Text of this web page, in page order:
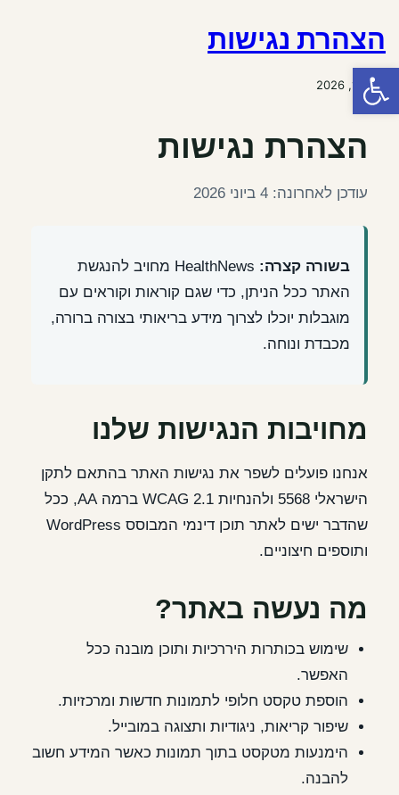
פתח סרגל נגישות
הצהרת נגישות
מאי 10, 2026
הצהרת נגישות
עודכן לאחרונה: 4 ביוני 2026
בשורה קצרה:
HealthNews מחויב להנגשת
האתר ככל הניתן, כדי שגם קוראות וקוראים עם
מוגבלות יוכלו לצרוך מידע בריאותי בצורה ברורה,
מכבדת ונוחה.
מחויבות הנגישות שלנו
אנחנו פועלים לשפר את נגישות האתר בהתאם לתקן
הישראלי 5568 ולהנחיות WCAG 2.1 ברמה AA, ככל
שהדבר ישים לאתר תוכן דינמי המבוסס WordPress
ותוספים חיצוניים.
מה נעשה באתר?
שימוש בכותרות היררכיות ותוכן מובנה ככל
האפשר.
הוספת טקסט חלופי לתמונות חדשות ומרכזיות.
שיפור קריאות, ניגודיות ותצוגה במובייל.
הימנעות מטקסט בתוך תמונות כאשר המידע חשוב
להבנה.